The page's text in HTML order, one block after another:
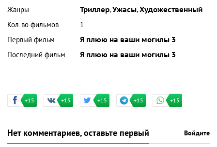
Жанры
Триллер,Ужасы,Художественный
Кол-во фильмов
1
Первый фильм
Я плюю на ваши могилы 3
Последний фильм
Я плюю на ваши могилы 3
+15 +15 +15 +15 +15
Нет комментариев, оставьте первый Войдите